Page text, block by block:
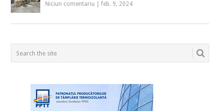
Niciun comentariu |feb. 9, 2024